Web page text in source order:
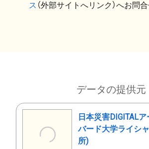
ス （外部サイトへリンク）へお問
データの提供元
日本災害DIGITAL
バード大学ライシ
所)